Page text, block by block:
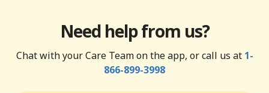
Need help from us?
Chat with your Care Team on the app, or call us at 1-
866-899-3998